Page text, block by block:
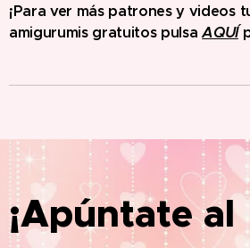
¡Para ver más patrones y videos
amigurumis gratuitos pulsaAQUÍ
¡Apúntate al